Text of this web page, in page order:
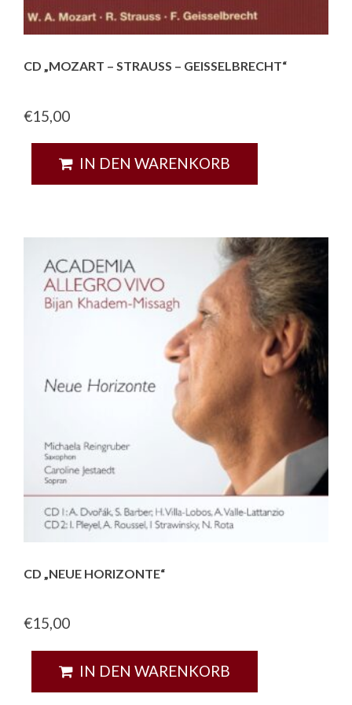
CD „MOZART – STRAUSS – GEISSELBRECHT“
€15,00
IN DEN WARENKORB
CD „NEUE HORIZONTE“
€15,00
IN DEN WARENKORB